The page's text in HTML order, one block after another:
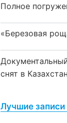
Полное
«Березовая
снят в
Лучшие